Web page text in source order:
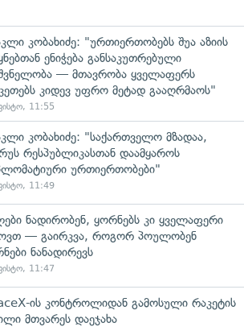
კობახიძე: "ურთიერთობებს შუა აზიის
ენიჭება განსაკუთრებული
— მთავრობა ყველაფერს
კიდევ უფრო მეტად გააღრმაოს"
11:55
კობახიძე: "საქართველო მზადაა,
რესპუბლიკასთან დაამყაროს
ურთიერთობები"
11:49
ნადირობენ, ყორნებს კი ყველაფერი
— გაირკვა, როგორ პოულობენ
ნანადირევს
11:47
ის კონტროლიდან გამოსული რაკეტის
მთვარეს დაეჯახა